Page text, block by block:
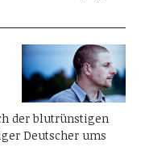
der blutrünstigen
Deutscher ums